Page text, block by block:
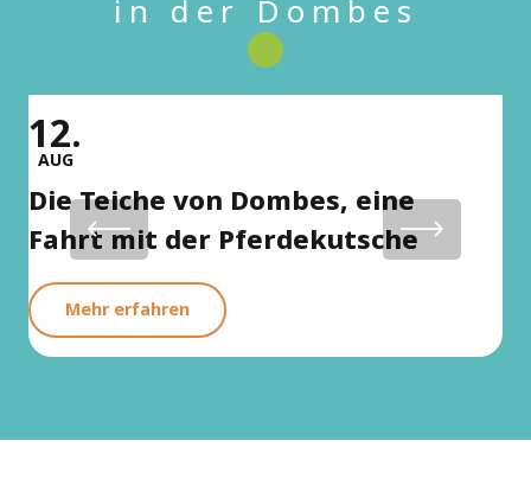
in der Dombes
12.
AUG
Die Teiche von Dombes, eine
Fahrt mit der Pferdekutsche
Mehr erfahren